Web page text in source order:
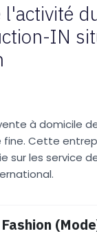
IN
à domicile
fine. Cette
sur les service